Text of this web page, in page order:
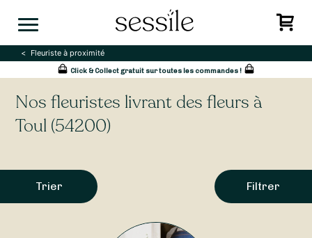
Fleuriste à proximité
Click & Collect gratuit sur toutes les commandes !
Nos fleuristes livrant des fleurs à
Toul (54200)
Trier Filtrer